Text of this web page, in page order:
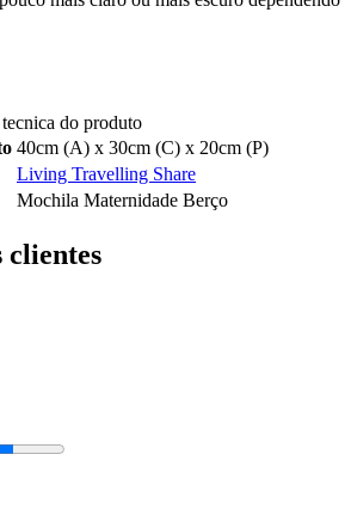
do produto
40cm (A) x 30cm (C) x 20cm (P)
Living Travelling Share
Mochila Maternidade Berço
clientes